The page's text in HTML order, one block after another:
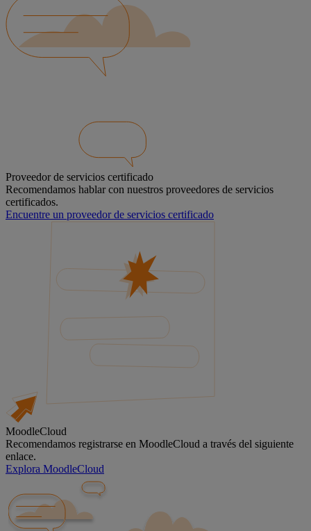
Proveedor de servicios certificado
Recomendamos hablar con nuestros proveedores de servicios
certificados.
Encuentre un proveedor de servicios certificado
MoodleCloud
Recomendamos registrarse en MoodleCloud a través del siguiente
enlace.
Explora MoodleCloud